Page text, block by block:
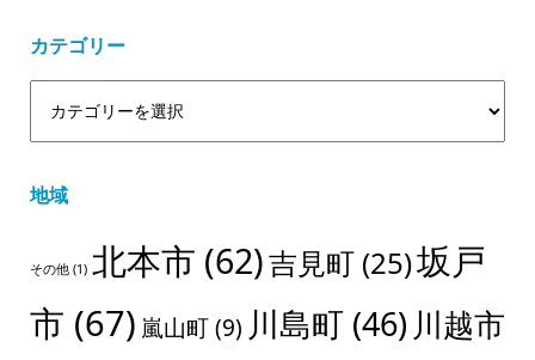
カテゴリー
地域
その他(1) 北本市 (62)吉見町(25)坂戸
市 (67) 嵐山町(9) 川島町(46) 川越市